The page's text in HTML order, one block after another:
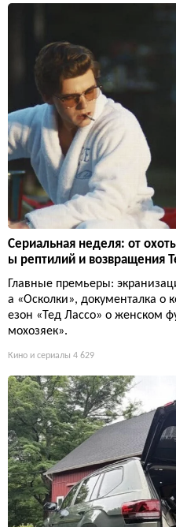
Сериальная неделя: от
ы рептилий и возвращения
Главные премьеры:
а «Осколки», документалка о
езон «Тед Лассо» о женском
мохозяек».
Кино и сериалы 4 629